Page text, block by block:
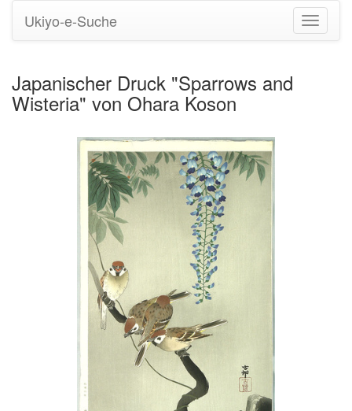
Ukiyo-e-Suche
Japanischer Druck "Sparrows and
Wisteria" von Ohara Koson